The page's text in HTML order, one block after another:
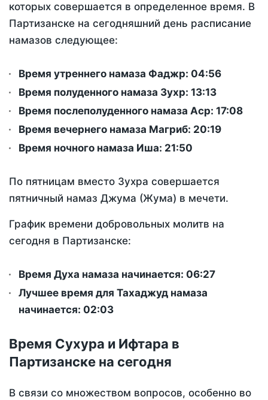
которых совершается в определенное время. В
Партизанске на сегодняшний день расписание
намазов следующее:
Время утреннего намаза Фаджр: 04:56
Время полуденного намаза Зухр: 13:13
Время послеполуденного намаза Аср: 17:08
Время вечернего намаза Магриб: 20:19
Время ночного намаза Иша: 21:50
По пятницам вместо Зухра совершается
пятничный намаз Джума (Жума) в мечети.
График времени добровольных молитв на
сегодня в Партизанске:
Время Духа намаза начинается: 06:27
Лучшее время для Тахаджуд намаза
начинается: 02:03
Время Сухура и Ифтара в
Партизанске на сегодня
В связи со множеством вопросов, особенно во